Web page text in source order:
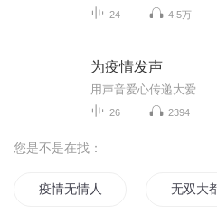
24 4.5万
为疫情发声
用声音爱心传递大爱
26 2394
您是不是在找：
疫情无情人有情 无双大